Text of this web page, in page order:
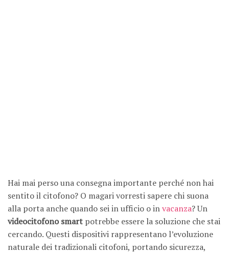
Hai mai perso una consegna importante perché non hai
sentito il citofono? O magari vorresti sapere chi suona
alla porta anche quando sei in ufficio o invacanza? Un
videocitofono smart potrebbe essere la soluzione che stai
cercando. Questi dispositivi rappresentano l’evoluzione
naturale dei tradizionali citofoni, portando sicurezza,